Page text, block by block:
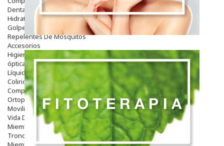
Dentales
Hidratantes
Golpes Y Hematomas
Repelentes De Mosquitos
Accesorios
Higiene
óptica
Líquidos Lentillas
Colirios
Complementos Alimentarios.
Ortopedia - Accesorios
Movilidad
Vida Diaria
Miembro Superior
Tronco